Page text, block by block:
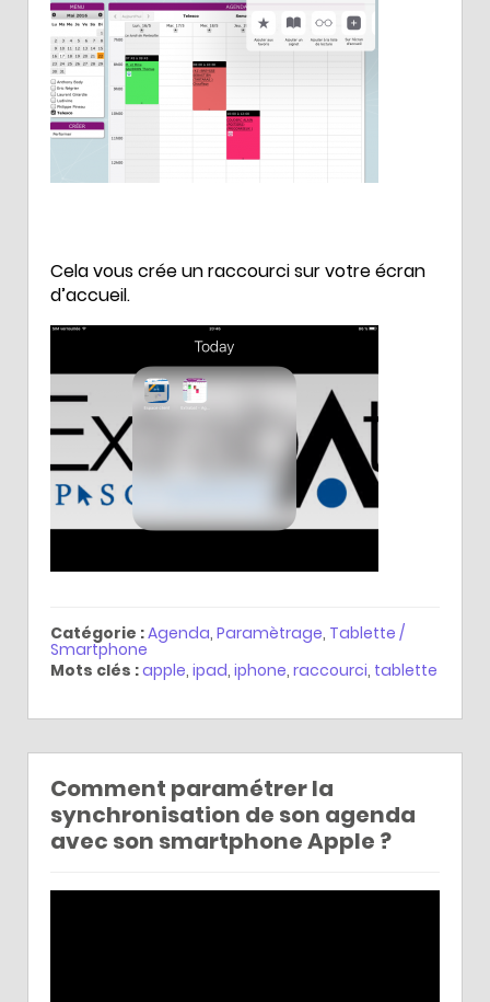
Cela vous crée un raccourci sur votre écran
d’accueil.
Catégorie :Agenda, Paramètrage, Tablette /
Smartphone
Mots clés :apple, ipad, iphone, raccourci, tablette
Comment paramétrer la
synchronisation de son agenda
avec son smartphone Apple ?